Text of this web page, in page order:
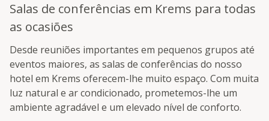
Salas de conferências em Krems para todas
as ocasiões
Desde reuniões importantes em pequenos grupos até
eventos maiores, as salas de conferências do nosso
hotel em Krems oferecem-lhe muito espaço. Com muita
luz natural e ar condicionado, prometemos-lhe um
ambiente agradável e um elevado nível de conforto.